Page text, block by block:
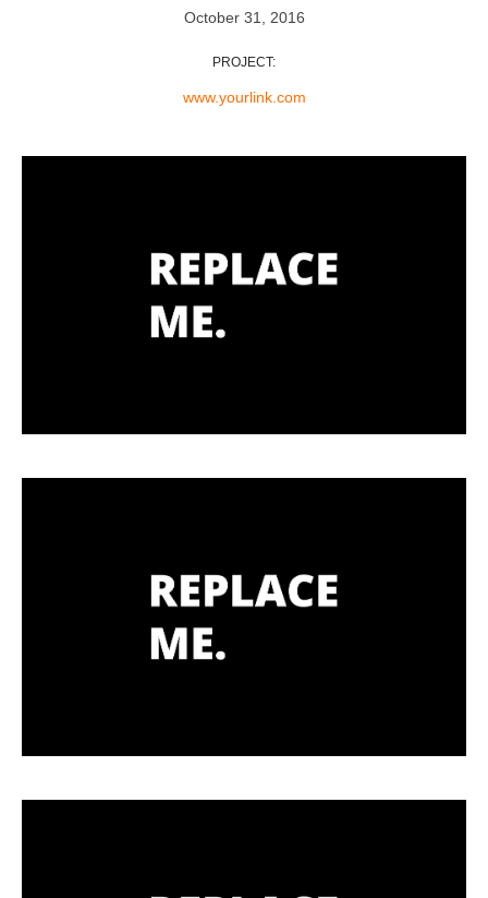
October 31, 2016
PROJECT:
www.yourlink.com